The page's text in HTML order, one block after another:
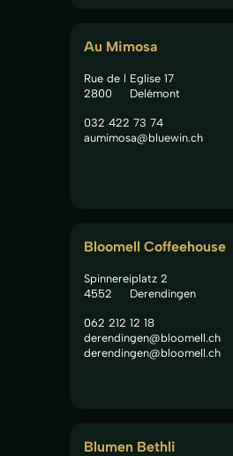
Au Mimosa
Rue de l Eglise 17
2800
Delémont
032 422 73 74
aumimosa@bluewin.ch
Bloomell Coffeehouse
Spinnereiplatz 2
4552
Derendingen
062 212 12 18
derendingen@bloomell.ch
derendingen@bloomell.ch
Blumen Bethli